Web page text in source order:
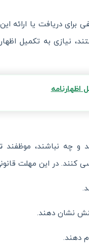
برای دریافت یا ارائه
نیازی به تکمیل
اظهارنامه
و چه نباشند، موظفند
در این مهلت
نشان دهند.
دهند.